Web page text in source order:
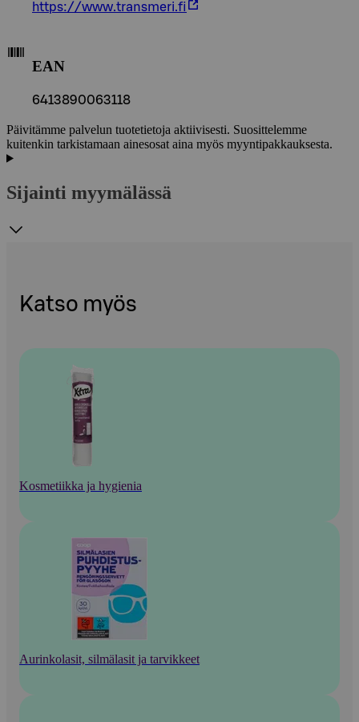
https://www.transmeri.fi
EAN
6413890063118
Päivitämme palvelun tuotetietoja aktiivisesti. Suosittelemme
kuitenkin tarkistamaan ainesosat aina myös myyntipakkauksesta.
Sijainti myymälässä
Katso myös
Kosmetiikka ja hygienia
Aurinkolasit, silmälasit ja tarvikkeet